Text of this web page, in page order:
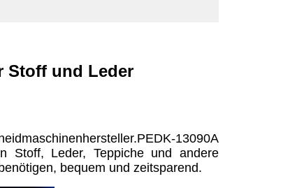
Stoff und Leder
13090A
Stoff, Leder, Teppiche und andere
bequem und zeitsparend.